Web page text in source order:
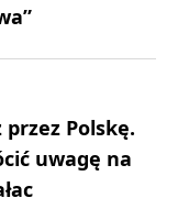
Polskę.
uwagę na